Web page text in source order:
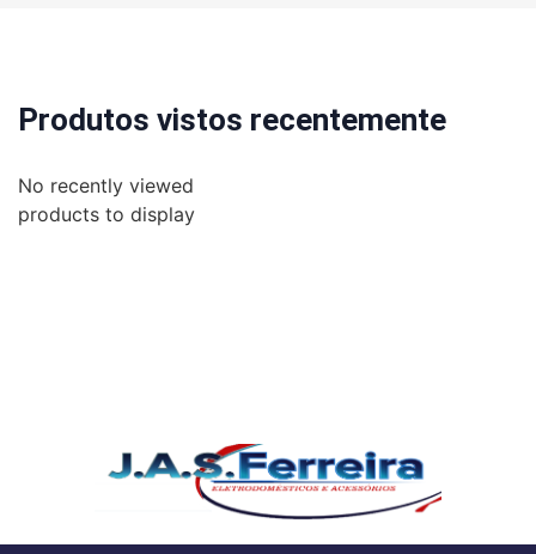
Produtos vistos recentemente
No recently viewed
products to display